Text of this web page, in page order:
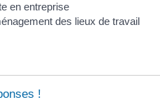
en entreprise
des lieux de travail
!